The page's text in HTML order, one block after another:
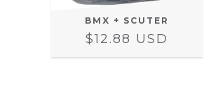
BMX + SCUTER
$12.88 USD